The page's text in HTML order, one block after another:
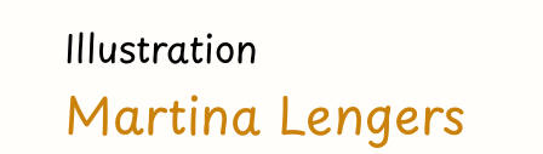
Illustration
Martina Lengers